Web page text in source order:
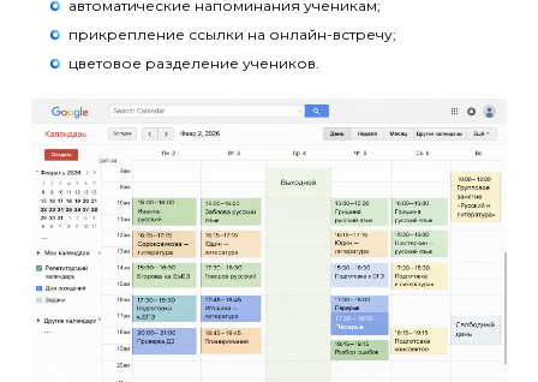
автоматические напоминания ученикам;
прикрепление ссылки на онлайн-встречу;
цветовое разделение учеников.